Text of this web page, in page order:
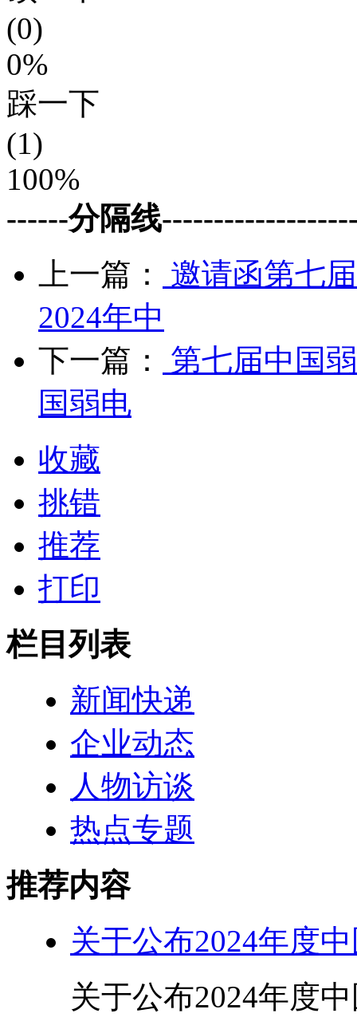
(0)
0%
踩一下
(1)
100%
------分隔线
上一篇：
邀请函第七
2024年中
下一篇：
第七届中国
国弱电
收藏
挑错
推荐
打印
栏目列表
新闻快递
企业动态
人物访谈
热点专题
推荐内容
关于公布2024年度
关于公布2024年度